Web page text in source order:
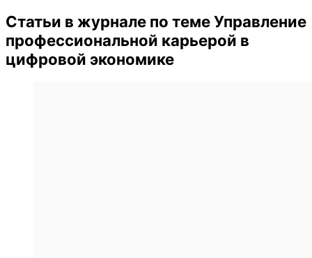
Статьи в журнале по теме Управление
профессиональной карьерой в
цифровой экономике